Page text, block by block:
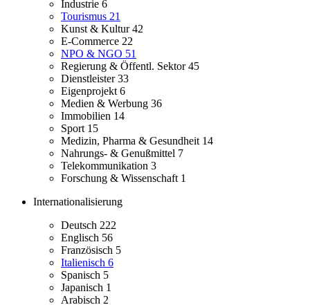
Industrie 6
Tourismus 21
Kunst & Kultur42
E-Commerce 22
NPO & NGO 51
Regierung & Öffentl. Sektor45
Dienstleister33
Eigenprojekt 6
Medien & Werbung 36
Immobilien 14
Sport 15
Medizin, Pharma & Gesundheit 14
Nahrungs- & Genußmittel 7
Telekommunikation 3
Forschung & Wissenschaft 1
Internationalisierung
Deutsch 222
Englisch 56
Französisch 5
Italienisch 6
Spanisch 5
Japanisch 1
Arabisch 2